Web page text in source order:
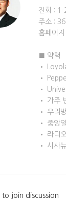
전화 :
주소 :
홈페이
■ 약력
•
•
•
• 가주
• 우리
• 중앙
• 라디
• 시사
to join discussion